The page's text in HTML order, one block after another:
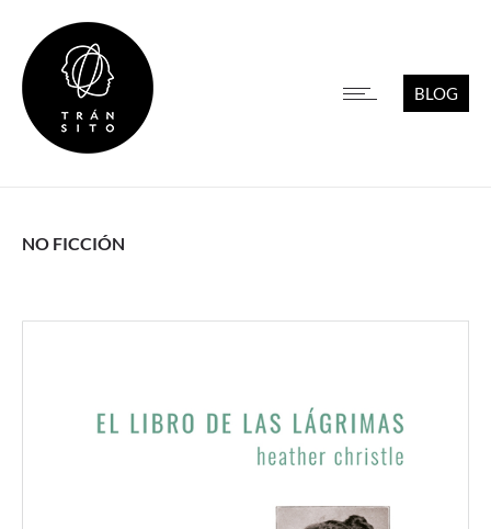
BLOG
NO FICCIÓN